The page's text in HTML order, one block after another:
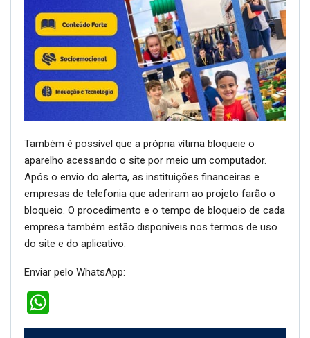
Também é possível que a própria vítima bloqueie o
aparelho acessando o site por meio um computador.
Após o envio do alerta, as instituições financeiras e
empresas de telefonia que aderiram ao projeto farão o
bloqueio. O procedimento e o tempo de bloqueio de cada
empresa também estão disponíveis nos termos de uso
do site e do aplicativo.
Enviar pelo WhatsApp: